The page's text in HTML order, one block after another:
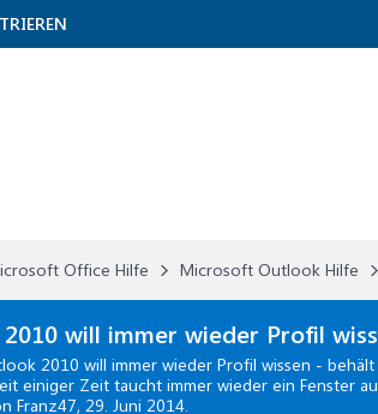
Office Hilfe Microsoft Outlook Hilfe
will immer wieder Profil
2010 will immer wieder Profil wissen -
einiger Zeit taucht immer wieder ein Fenster
Franz47, 29. Juni 2014.